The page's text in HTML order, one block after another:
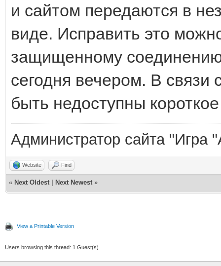
и сайтом передаются в
виде. Исправить это
защищенному
сегодня вечером. В связи
быть недоступны
Администратор сайта "Игра
Website Find
« Next Oldest Next Newest »
View a Printable Version
Users browsing this thread: 1 Guest(s)